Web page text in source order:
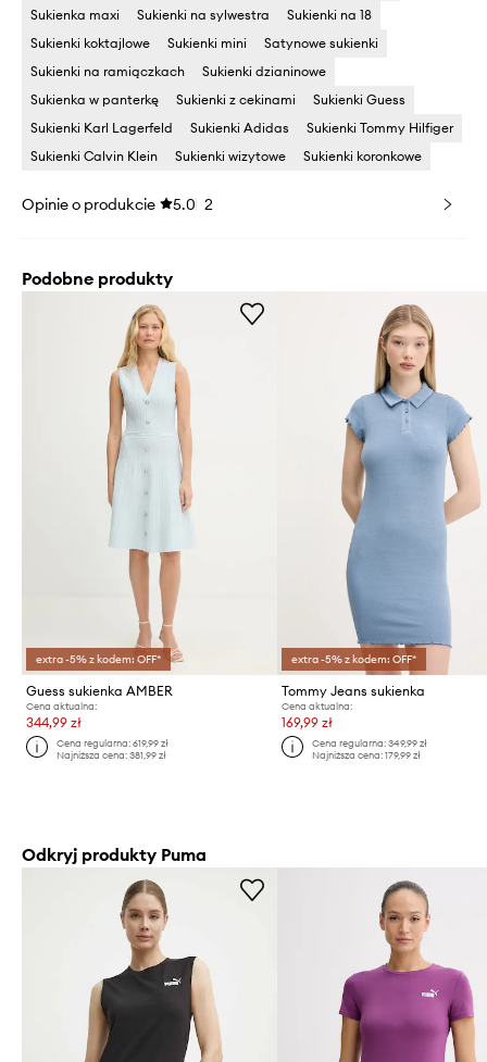
Sukienka maxi Sukienki na sylwestra
Sukienki na 18
Sukienki koktajlowe
Sukienki mini
Satynowe sukienki
Sukienki na ramiączkach
Sukienki dzianinowe
Sukienka w panterkę
Sukienki z cekinami
Sukienki Guess
Sukienki Karl Lagerfeld
Sukienki Adidas
Sukienki Tommy Hilfiger
Sukienki Calvin Klein
Sukienki wizytowe Sukienki koronkowe
Opinie o produkcie 5.0 2
Podobne produkty
extra -5% z kodem: OFF*
Guess sukienka AMBER
Cena aktualna:
344,99 zł
Cena regularna:619,99 zł
Najniższa cena:381,99 zł
extra -5% z kodem: OFF*
Tommy Jeans sukienka
Cena aktualna:
169,99 zł
Cena regularna: 349,99 zł
Najniższa cena: 179,99 zł
Odkryj produkty Puma